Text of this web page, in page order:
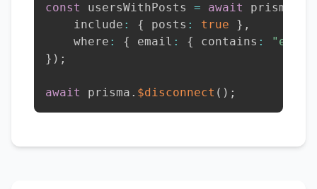
const usersWithPosts = await prisma
    include
: { posts : true } ,
    where
: { email : { contains :
} ) ;
await prisma . $disconnect ( ) ;